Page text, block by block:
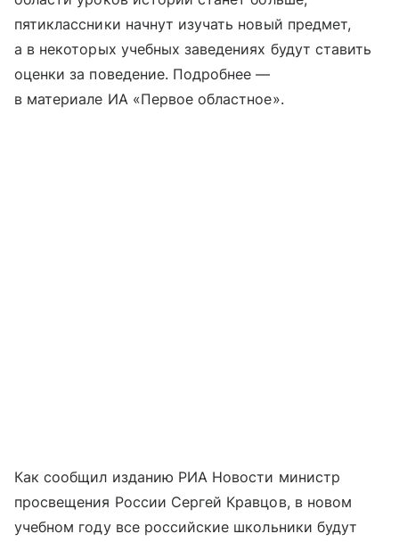
пятиклассники начнут изучать новый предмет,
а в некоторых учебных заведениях будут ставить
оценки за поведение. Подробнее —
в материале ИА «Первое областное».
Как сообщил изданию РИА Новости министр
просвещения России Сергей Кравцов, в новом
учебном году все российские школьники будут